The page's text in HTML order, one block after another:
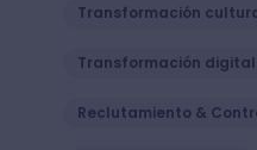
Transformación
Transformación digital
Reclutamiento &